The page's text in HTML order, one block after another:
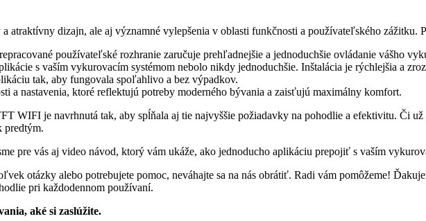
atraktívny dizajn, ale aj významné vylepšenia v oblasti funkčnosti a používateľského zážitku.
používateľské rozhranie zaručuje prehľadnejšie a jednoduchšie ovládanie vášho
s vaším vykurovacím systémom nebolo nikdy jednoduchšie. Inštalácia je rýchlejšia a
tak, aby fungovala spoľahlivo a bez výpadkov.
a nastavenia, ktoré reflektujú potreby moderného bývania a zaisťujú maximálny komfort.
WIFI je navrhnutá tak, aby spĺňala aj tie najvyššie požiadavky na pohodlie a efektivitu. Či už
predtým.
pre vás aj video návod, ktorý vám ukáže, ako jednoducho aplikáciu prepojiť s vaším
otázky alebo potrebujete pomoc, neváhajte sa na nás obrátiť. Radi vám pomôžeme!
pri každodennom používaní.
aké si zaslúžite.